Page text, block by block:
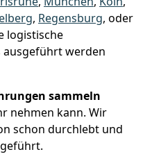
, Regensburg, oder
logistische
ausgeführt werden
sammeln
nehmen kann. Wir
schon durchlebt und